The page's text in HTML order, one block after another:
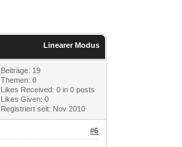
Linearer Modus
Beiträge: 19
Themen: 0
Likes Received:0 in 0 posts
Likes Given: 0
Registriert seit: Nov 2010
#6